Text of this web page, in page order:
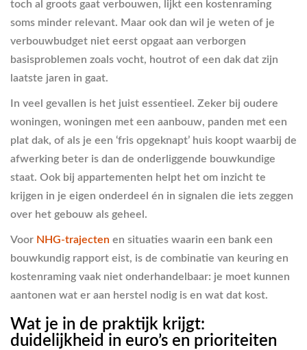
toch al groots gaat verbouwen, lijkt een kostenraming
soms minder relevant. Maar ook dan wil je weten of je
verbouwbudget niet eerst opgaat aan verborgen
basisproblemen zoals vocht, houtrot of een dak dat zijn
laatste jaren in gaat.
In veel gevallen is het juist essentieel. Zeker bij oudere
woningen, woningen met een aanbouw, panden met een
plat dak, of als je een ‘fris opgeknapt’ huis koopt waarbij de
afwerking beter is dan de onderliggende bouwkundige
staat. Ook bij appartementen helpt het om inzicht te
krijgen in je eigen onderdeel én in signalen die iets zeggen
over het gebouw als geheel.
Voor NHG-trajecten en situaties waarin een bank een
bouwkundig rapport eist, is de combinatie van keuring en
kostenraming vaak niet onderhandelbaar: je moet kunnen
aantonen wat er aan herstel nodig is en wat dat kost.
Wat je in de praktijk krijgt:
duidelijkheid in euro’s en prioriteiten